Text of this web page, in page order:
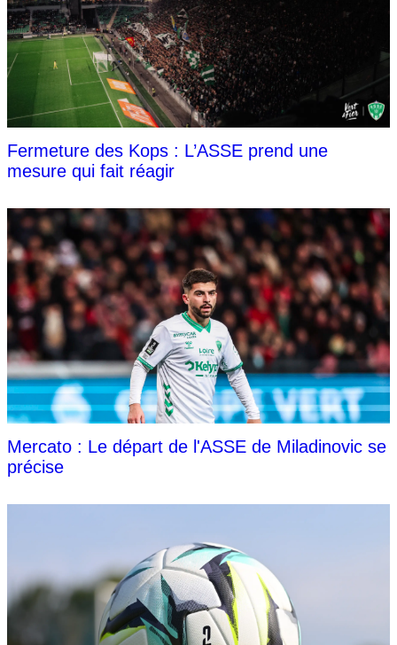
Fermeture des Kops : L’ASSE prend une
mesure qui fait réagir
Mercato : Le départ de l'ASSE de Miladinovic se
précise